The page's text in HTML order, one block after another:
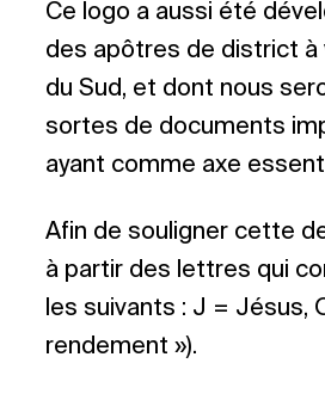
Ce logo a aussi été
des apôtres de district à
du Sud, et dont nous
sortes de documents
ayant comme axe
Afin de souligner cette
à partir des lettres qui
les suivants : J = Jésus,
rendement »).